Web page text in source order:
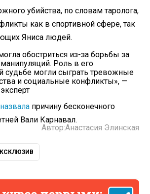
убийства, по словам таролога,
как в спортивной сфере, так
Яниса людей.
обостриться из-за борьбы за
Роль в его
судьбе могли сыграть тревожные
и социальные конфликты», —
назвала причину бесконечного
Вали Карнавал.
Автор:Анастасия Элинская